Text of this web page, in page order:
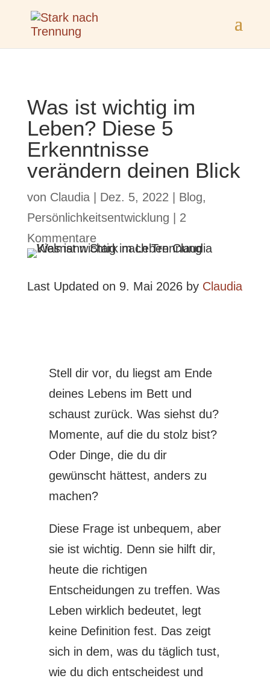
Was ist wichtig im
Leben? Diese 5
Erkenntnisse
verändern deinen Blick
von Claudia| Dez. 5, 2022 Blog,
Persönlichkeitsentwicklung
2
Kommentare
Last Updated on 9. Mai 2026 by Claudia
Stell dir vor, du liegst am Ende
deines Lebens im Bett und
schaust zurück. Was siehst du?
Momente, auf die du stolz bist?
Oder Dinge, die du dir
gewünscht hättest, anders zu
machen?
Diese Frage ist unbequem, aber
sie ist wichtig. Denn sie hilft dir,
heute die richtigen
Entscheidungen zu treffen. Was
Leben wirklich bedeutet, legt
keine Definition fest. Das zeigt
sich in dem, was du täglich tust,
wie du dich entscheidest und